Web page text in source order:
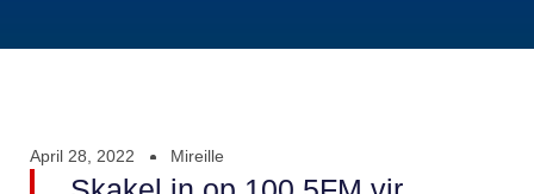
April 28, 2022 Mireille